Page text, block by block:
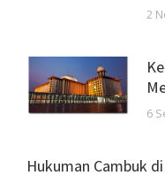
2
6
Hukuman Cambuk